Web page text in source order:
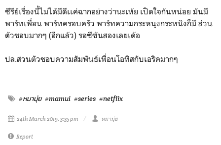
ซีรีย์เรื่องนี้ไม่ได้มีดีเเค่ฉากอย่างว่านะเห้ย เปิดใจกันหน่อย มันมี
พาร์ทเพื่อน พาร์ทครอบครัว พาร์ทความกระหนุงกระหนิงก็มี ส่วน
ตัวชอบมากๆ (อีกแล้ว) รอซีซันสองเลยเด้อ
ปล.ส่วนตัวชอบความสัมพันธ์เพื่อนโอทิสกับเอริคมากๆ
#หมามุ่ย #mamui #series #netflix
24th March 2019, 3:35 pm หมามุ่ย
Report